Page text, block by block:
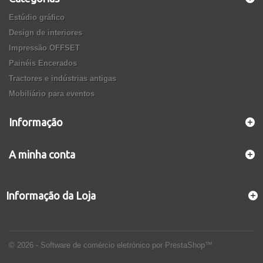
Estúdio gráfico
Design de interiores
Impressão OFFSET
Painéis Encerados
Tractores e indústrias antigas
Mobiliário para eventos
Informação
© 2026 - Software de comércio eletrónico por PrestaShop™
A minha conta
Informação da Loja